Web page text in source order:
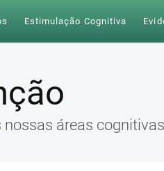
Estimulação Cognitiva
nossas áreas cognitivas